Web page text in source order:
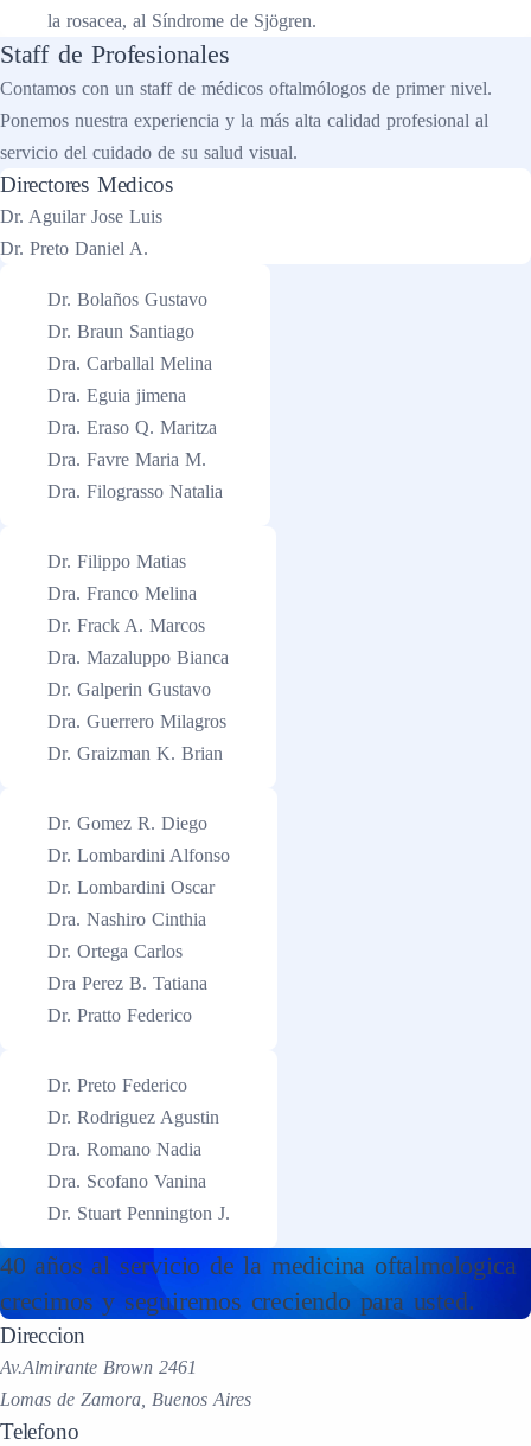
la rosacea, al Síndrome de Sjögren.
Staff de Profesionales
Contamos con un staff de médicos oftalmólogos de primer nivel.
Ponemos nuestra experiencia y la más alta calidad profesional al
servicio del cuidado de su salud visual.
Directores Medicos
Dr. Aguilar Jose Luis
Dr. Preto Daniel A.
Dr. Bolaños Gustavo
Dr. Braun Santiago
Dra. Carballal Melina
Dra. Eguia jimena
Dra. Eraso Q. Maritza
Dra. Favre Maria M.
Dra. Filograsso Natalia
Dr. Filippo Matias
Dra. Franco Melina
Dr. Frack A. Marcos
Dra. Mazaluppo Bianca
Dr. Galperin Gustavo
Dra. Guerrero Milagros
Dr. Graizman K. Brian
Dr. Gomez R. Diego
Dr. Lombardini Alfonso
Dr. Lombardini Oscar
Dra. Nashiro Cinthia
Dr. Ortega Carlos
Dra Perez B. Tatiana
Dr. Pratto Federico
Dr. Preto Federico
Dr. Rodriguez Agustin
Dra. Romano Nadia
Dra. Scofano Vanina
Dr. Stuart Pennington J.
40 años al servicio de la medicina oftalmologica
crecimos y seguiremos creciendo para usted.
Direccion
Av.Almirante Brown 2461
Lomas de Zamora, Buenos Aires
Telefono